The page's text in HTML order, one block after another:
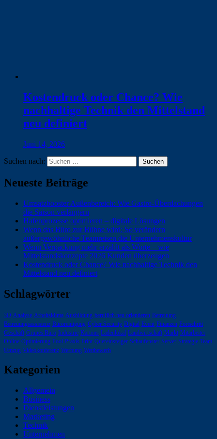
Kostendruck oder Chance? Wie
nachhaltige Technik den Mittelstand
neu definiert
Juni 14, 2026
Suchen nach:
Neueste Beiträge
Umsatzbooster Außenbereich: Wie Gastro-Überdachungen
die Saison verlängern
Hafenprozesse optimieren – digitale Lösungen
Wenn das Büro zur Bühne wird: So verändern
außergewöhnliche Teamreisen die Unternehmenskultur
Wenn Verpackung mehr erzählt als Worte – wie
Mittelstandskonzepte 2026 Kunden überzeugen
Kostendruck oder Chance? Wie nachhaltige Technik den
Mittelstand neu definiert
Schlagwörter
3D Analyse Arbeitsklima Ausbildung beruflich neu orientieren Betreuung
Betreuungsassistenz Büroreinigung Cyber Security Digital Event Finanzen Fortschritt
Geschäft Grünes Büro Industrie Kartons Ladenlokal Landwirtschaft Markt Mitarbeiter
Online Optimierung Pool Praxis Print Quereinsteiger Schaufenster Server Strategie Team
Umzug Videokonferenz Werbung Wettbewerb
Kategorien
Allgemein
Business
Dienstleistungen
Marketing
Technik
Unternehmen